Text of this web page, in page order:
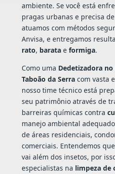
ambiente. Se você está
pragas urbanas e precisa
atuamos com métodos
Anvisa, e entregamos
rato, baratae formiga.
Como uma Dedetizadora
Taboão da Serracom vasta
nosso time técnico está
seu patrimônio através de
barreiras químicas contra
manejo ambiental
de áreas residenciais,
comerciais. Entendemos
vai além dos insetos, por
especialistas na limpeza de